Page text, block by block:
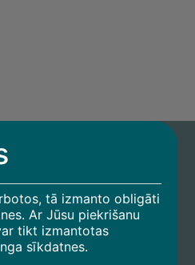
tā izmanto obligāti
Ar Jūsu piekrišanu
tikt izmantotas
sīkdatnes.